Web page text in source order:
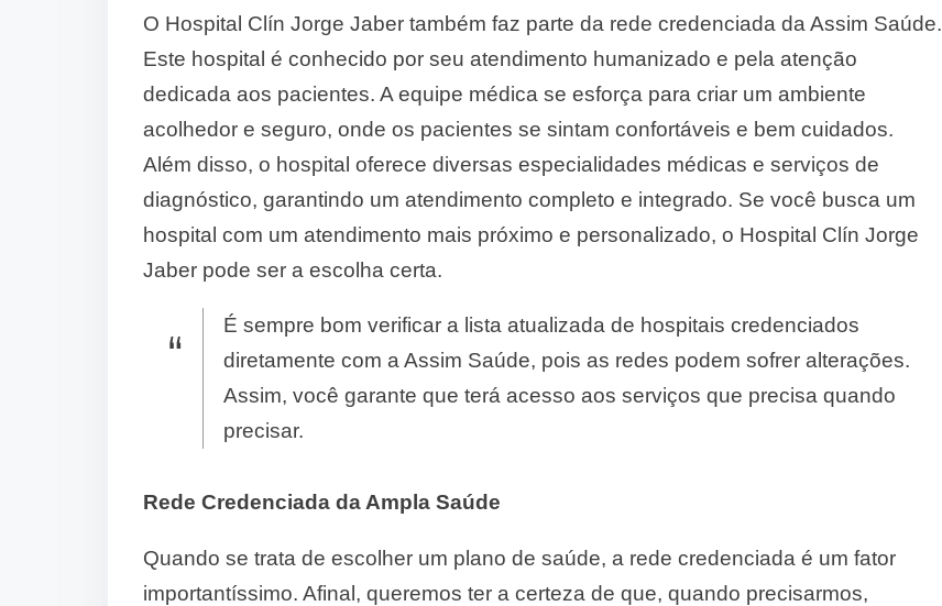
O Hospital Clín Jorge Jaber também faz parte da rede credenciada da Assim Saúde.
Este hospital é conhecido por seu atendimento humanizado e pela atenção
dedicada aos pacientes. A equipe médica se esforça para criar um ambiente
acolhedor e seguro, onde os pacientes se sintam confortáveis e bem cuidados.
Além disso, o hospital oferece diversas especialidades médicas e serviços de
diagnóstico, garantindo um atendimento completo e integrado. Se você busca um
hospital com um atendimento mais próximo e personalizado, o Hospital Clín Jorge
Jaber pode ser a escolha certa.
É sempre bom verificar a lista atualizada de hospitais credenciados
diretamente com a Assim Saúde, pois as redes podem sofrer alterações.
Assim, você garante que terá acesso aos serviços que precisa quando
precisar.
Rede Credenciada da Ampla Saúde
Quando se trata de escolher um plano de saúde, a rede credenciada é um fator
importantíssimo. Afinal, queremos ter a certeza de que, quando precisarmos,